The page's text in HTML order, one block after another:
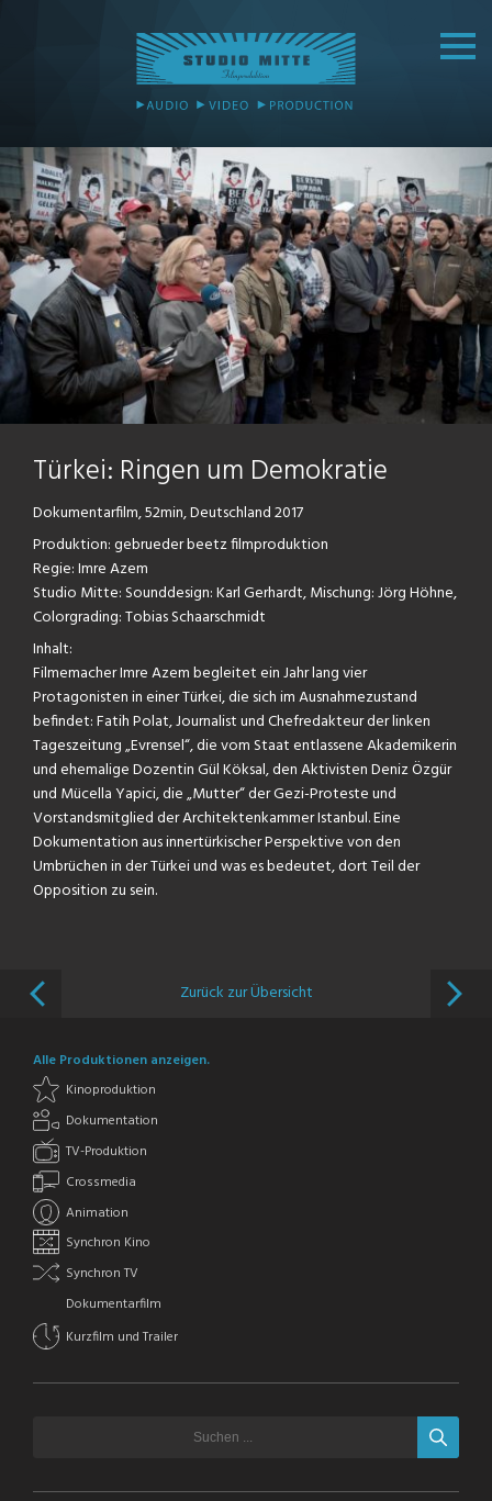
Türkei: Ringen um Demokratie
Dokumentarfilm, 52min, Deutschland 2017
Produktion: gebrueder beetz filmproduktion
Regie: Imre Azem
Studio Mitte: Sounddesign: Karl Gerhardt, Mischung: Jörg Höhne,
Colorgrading: Tobias Schaarschmidt
Inhalt:
Filmemacher Imre Azem begleitet ein Jahr lang vier
Protagonisten in einer Türkei, die sich im Ausnahmezustand
befindet: Fatih Polat, Journalist und Chefredakteur der linken
Tageszeitung „Evrensel“, die vom Staat entlassene Akademikerin
und ehemalige Dozentin Gül Köksal, den Aktivisten Deniz Özgür
und Mücella Yapici, die „Mutter“ der Gezi-Proteste und
Vorstandsmitglied der Architektenkammer Istanbul. Eine
Dokumentation aus innertürkischer Perspektive von den
Umbrüchen in der Türkei und was es bedeutet, dort Teil der
Opposition zu sein.
Zurück zur Übersicht
Alle Produktionen anzeigen.
Kinoproduktion
Dokumentation
TV-Produktion
Crossmedia
Animation
Synchron Kino
Synchron TV
Dokumentarfilm
Kurzfilm und Trailer